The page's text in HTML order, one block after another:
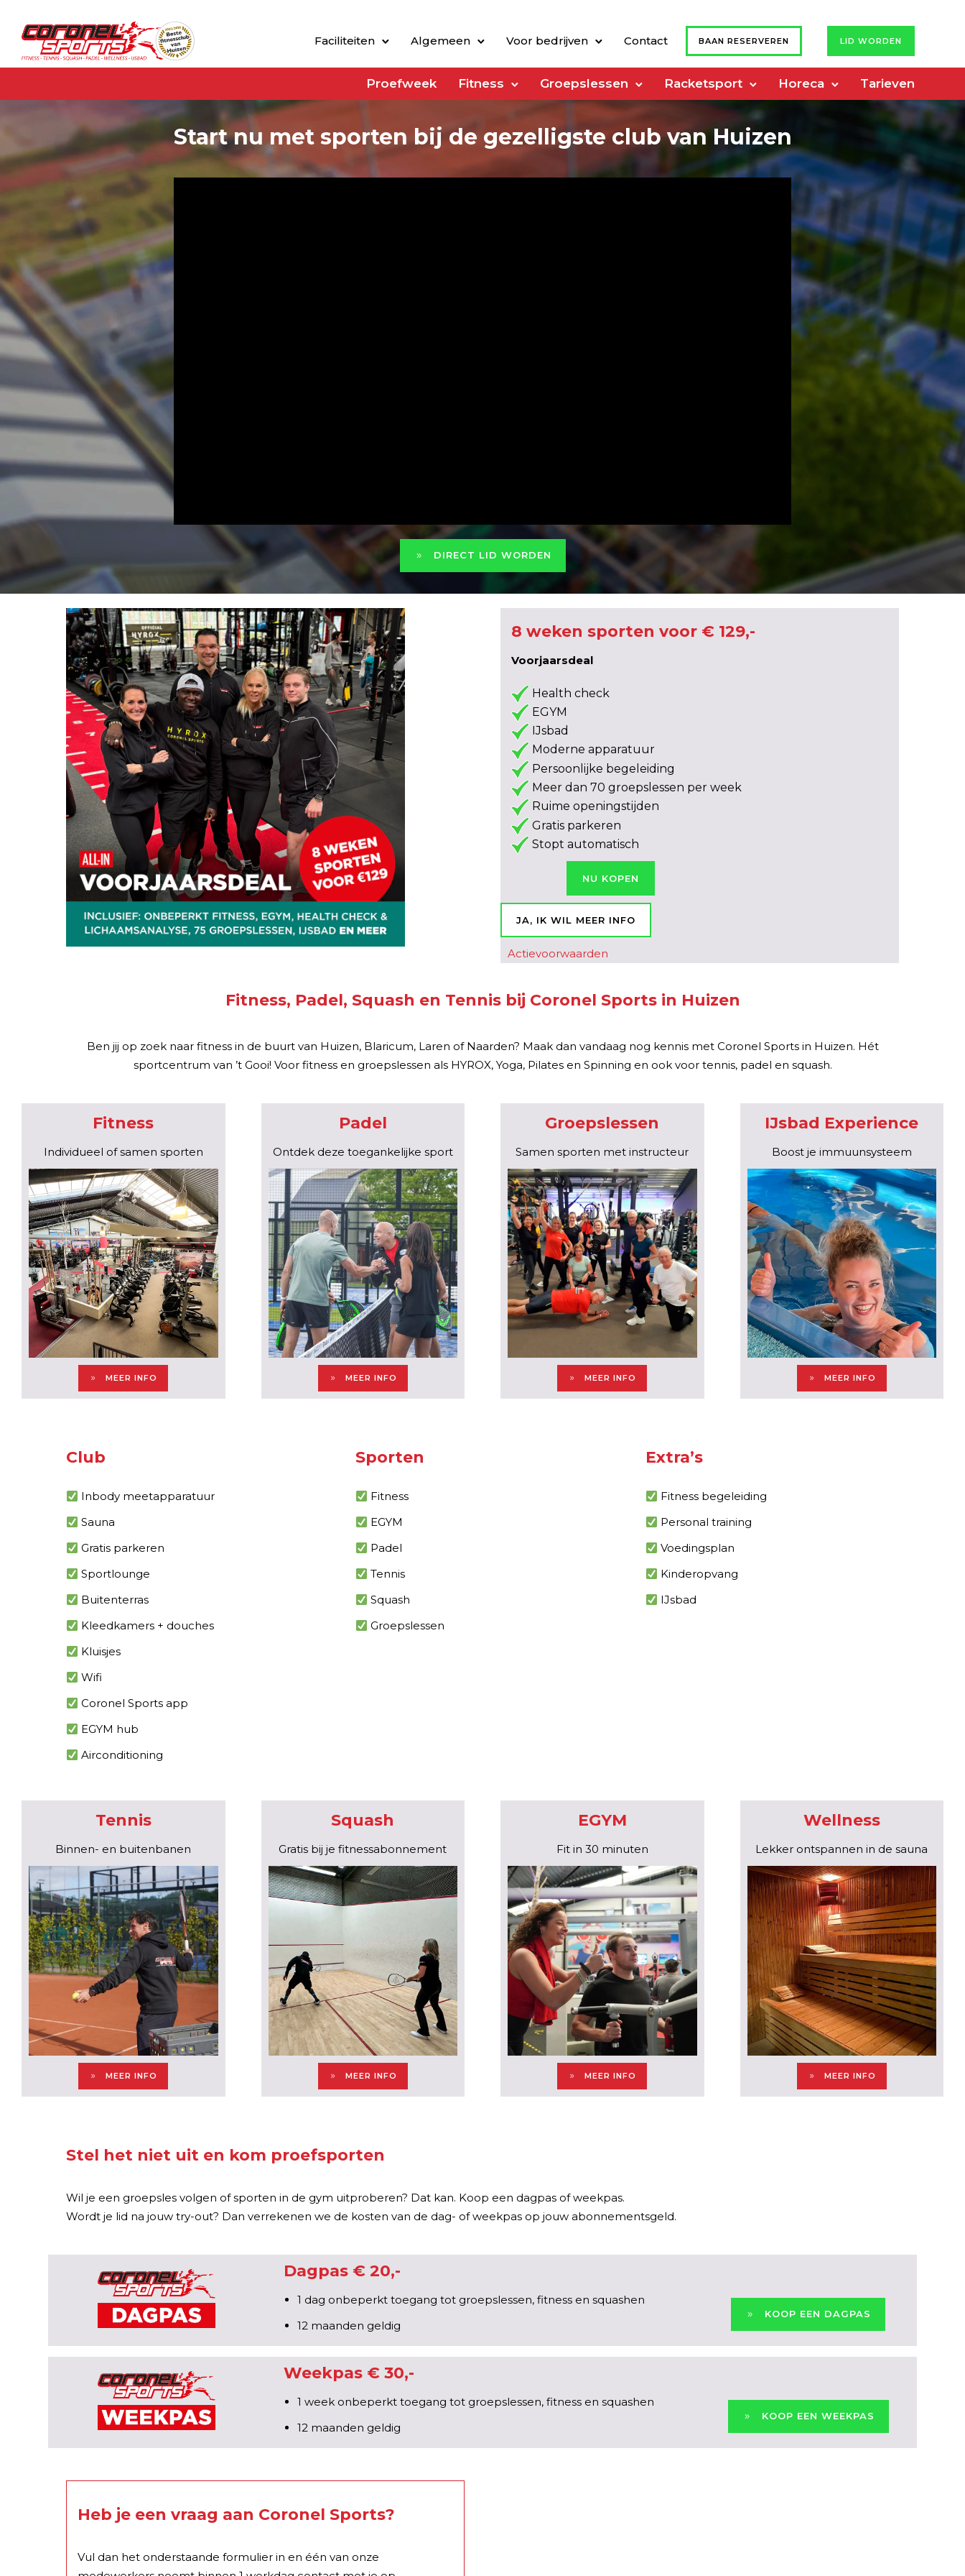
Faciliteiten Algemeen Voor bedrijven Contact BAAN RESERVEREN LID WORDEN
Proefweek Fitness Groepslessen Racketsport Horeca Tarieven
Start nu met sporten bij de gezelligste club van Huizen
DIRECT LID WORDEN
8 weken sporten voor € 129,-
Voorjaarsdeal
Health check
EGYM
IJsbad
Moderne apparatuur
Persoonlijke begeleiding
Meer dan 70 groepslessen per week
Ruime openingstijden
Gratis parkeren
Stopt automatisch
NU KOPEN
JA, IK WIL MEER INFO
Actievoorwaarden
Fitness, Padel, Squash en Tennis bij Coronel Sports in Huizen
Ben jij op zoek naar fitness in de buurt van Huizen, Blaricum, Laren of Naarden? Maak dan vandaag nog kennis met Coronel Sports in Huizen. Hét
sportcentrum van ’t Gooi! Voor fitness en groepslessen als HYROX, Yoga, Pilates en Spinning en ook voor tennis, padel en squash.
Fitness
Individueel of samen sporten
MEER INFO
Padel
Ontdek deze toegankelijke sport
MEER INFO
Groepslessen
Samen sporten met instructeur
MEER INFO
IJsbad Experience
Boost je immuunsysteem
MEER INFO
Club
Inbody meetapparatuur
Sauna
Gratis parkeren
Sportlounge
Buitenterras
Kleedkamers + douches
Kluisjes
Wifi
Coronel Sports app
EGYM hub
Airconditioning
Sporten
Fitness
EGYM
Padel
Tennis
Squash
Groepslessen
Extra’s
Fitness begeleiding
Personal training
Voedingsplan
Kinderopvang
IJsbad
Tennis
Binnen- en buitenbanen
MEER INFO
Squash
Gratis bij je fitnessabonnement
MEER INFO
EGYM
Fit in 30 minuten
MEER INFO
Wellness
Lekker ontspannen in de sauna
MEER INFO
Stel het niet uit en kom proefsporten
Wil je een groepsles volgen of sporten in de gym uitproberen? Dat kan. Koop een dagpas of weekpas.
Wordt je lid na jouw try-out? Dan verrekenen we de kosten van de dag- of weekpas op jouw abonnementsgeld.
Dagpas € 20,-
1 dag onbeperkt toegang tot groepslessen, fitness en squashen
12 maanden geldig
KOOP EEN DAGPAS
Weekpas € 30,-
1 week onbeperkt toegang tot groepslessen, fitness en squashen
12 maanden geldig
KOOP EEN WEEKPAS
Heb je een vraag aan Coronel Sports?
Vul dan het onderstaande formulier in en één van onze